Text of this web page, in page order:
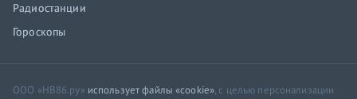
Радиостанции
Гороскопы
ООО «НВ86.ру» использует файлы «cookie», с целью персонализации